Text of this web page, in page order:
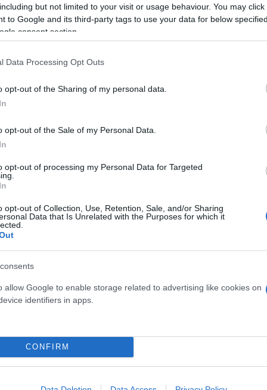
but not limited to your visit or usage behaviour. You may
to Google and its third-party tags to use your data for below
consent section.
Data Processing Opt Outs
opt-out of the Sharing of my personal data.
opt-out of the Sale of my Personal Data.
opt-out of processing my Personal Data for Targeted
opt-out of Collection, Use, Retention, Sale, and/or Sharing
Data that Is Unrelated with the Purposes for which it
allow Google to enable storage related to advertising like cookies on
identifiers in apps.
CONFIRM
ημερών της προκατόχου του κ. Σολτς, της
στελεχών του κυβερνητικού
τερματισμού της λειτουργίας τους, καθώς
δραστικά τις ροές φυσικού αερίου.